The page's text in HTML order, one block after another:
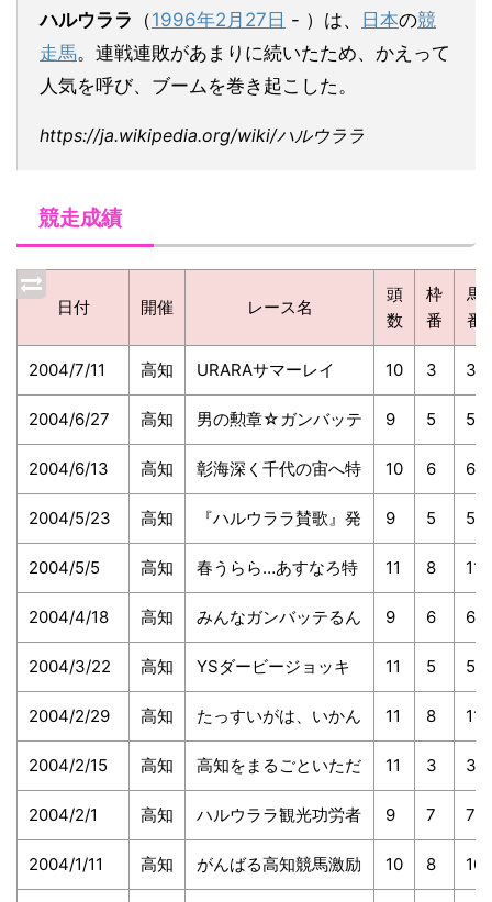
ハルウララ （1996年2月27日 - ）は、 日本の競
走馬。連戦連敗があまりに続いたため、かえって
人気を呼び、ブームを巻き起こした。
https://ja.wikipedia.org/wiki/ハルウララ
競走成績
日付 開催 レース名
頭
数
枠
番
馬
番
2004/7/11 高知 URARAサマーレイ 10 3 3
2004/6/27 高知 男の勲章☆ガンバッテ 9 5 5
2004/6/13 高知 彰海深く千代の宙へ特 10 6 6
2004/5/23 高知 『ハルウララ賛歌』発 9 5 5
2004/5/5 高知 春うらら…あすなろ特 11 8 11
2004/4/18 高知 みんなガンバッテるん 9 6 6
2004/3/22 高知 YSダービージョッキ 11 5 5
2004/2/29 高知 たっすいがは、いかん 11 8 11
2004/2/15 高知 高知をまるごといただ 11 3 3
2004/2/1 高知 ハルウララ観光功労者 9 7 7
2004/1/11 高知 がんばる高知競馬激励 10 8 10